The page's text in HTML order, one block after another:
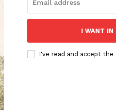
I WANT IN
I've read and accept the